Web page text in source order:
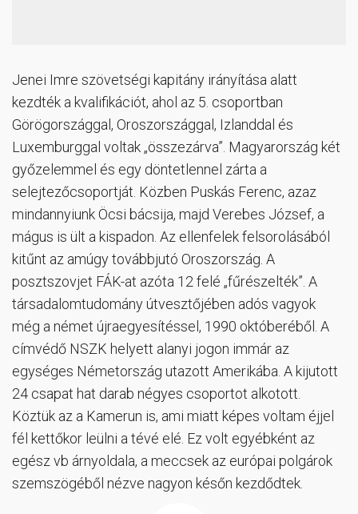
Jenei Imre szövetségi kapitány irányítása alatt
kezdték a kvalifikációt, ahol az 5. csoportban
Görögországgal, Oroszországgal, Izlanddal és
Luxemburggal voltak „összezárva”. Magyarország két
győzelemmel és egy döntetlennel zárta a
selejtezőcsoportját. Közben Puskás Ferenc, azaz
mindannyiunk Öcsi bácsija, majd Verebes József, a
mágus is ült a kispadon. Az ellenfelek felsorolásából
kitűnt az amúgy továbbjutó Oroszország. A
posztszovjet FÁK-at azóta 12 felé „fűrészelték”. A
társadalomtudomány útvesztőjében adós vagyok
még a német újraegyesítéssel, 1990 októberéből. A
címvédő NSZK helyett alanyi jogon immár az
egységes Németország utazott Amerikába. A kijutott
24 csapat hat darab négyes csoportot alkotott.
Köztük az a Kamerun is, ami miatt képes voltam éjjel
fél kettőkor leülni a tévé elé. Ez volt egyébként az
egész vb árnyoldala, a meccsek az európai polgárok
szemszögéből nézve nagyon későn kezdődtek.